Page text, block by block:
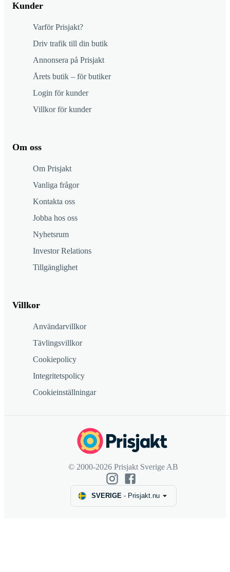
Kunder
Varför Prisjakt?
Driv trafik till din butik
Annonsera på Prisjakt
Årets butik – för butiker
Login för kunder
Villkor för kunder
Om oss
Om Prisjakt
Vanliga frågor
Kontakta oss
Jobba hos oss
Nyhetsrum
Investor Relations
Tillgänglighet
Villkor
Användarvillkor
Tävlingsvillkor
Cookiepolicy
Integritetspolicy
Cookieinställningar
© 2000-2026 Prisjakt Sverige AB
SVERIGE- Prisjakt.nu